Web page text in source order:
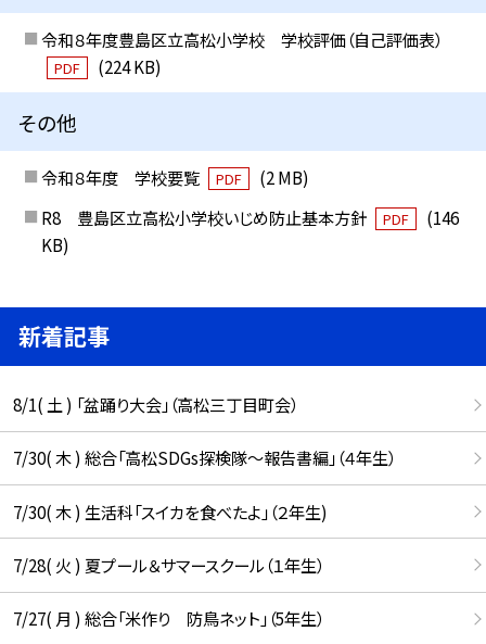
令和８年度豊島区立高松小学校 学校評価（自己評価表）
PDF (224 KB)
その他
令和８年度 学校要覧 PDF
(2 MB)
R8 豊島区立高松小学校いじめ防止基本方針
PDF
(146
KB)
新着記事
8/1( 土 ) 「盆踊り大会」（高松三丁目町会）
7/30( 木 ) 総合「高松SDGs探検隊〜報告書編」（４年生）
7/30( 木 ) 生活科「スイカを食べたよ」（２年生)
7/28( 火 ) 夏プール＆サマースクール（１年生）
7/27( 月 ) 総合「米作り 防鳥ネット」（5年生）